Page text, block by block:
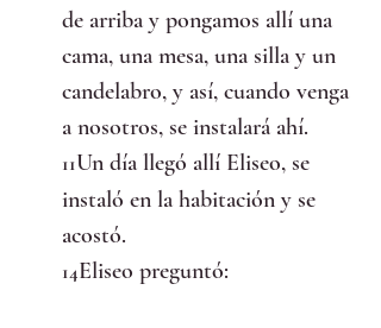
de arriba y pongamos allí una
cama, una mesa, una silla y un
candelabro, y así, cuando venga
a nosotros, se instalará ahí.
11Un día llegó allí Eliseo, se
instaló en la habitación y se
acostó.
14Eliseo preguntó: